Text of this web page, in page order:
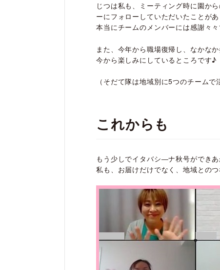
じつは私も、ミーティング時に園か
ーにフォローしていただいたことがあ
本当にチームのメンバーには感謝々々
また、今年から職場復帰し、なかな
今から楽しみにしているところです♪
（そだて隊は地域別に5つのチームで
これからも
もう少しでイタバシ―ナ秋号ができあ
私も、お届けだけでなく、地域との